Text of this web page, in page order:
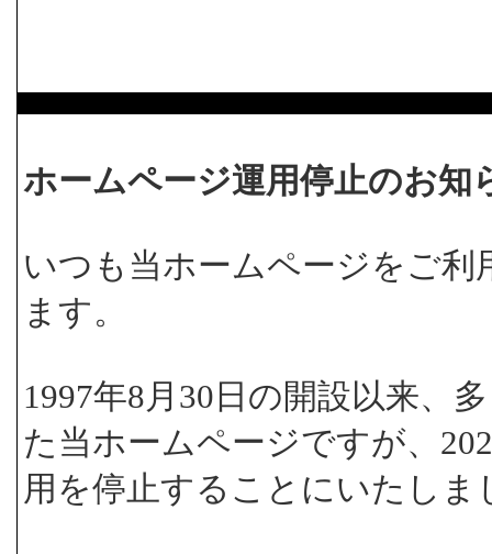
ホームページ運用停止のお知
いつも当ホームページをご
ます。
1997年8月30日の開設以来、
た当ホームページですが、
用を停止することにいたしま